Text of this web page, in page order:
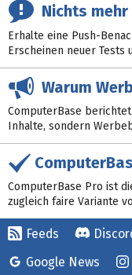
Nichts
Erhalte eine Push-
Erscheinen neuer Tests
Warum
ComputerBase
Inhalte, sondern
ComputerBase Pro ist
zugleich faire Variante
Feeds
Google News